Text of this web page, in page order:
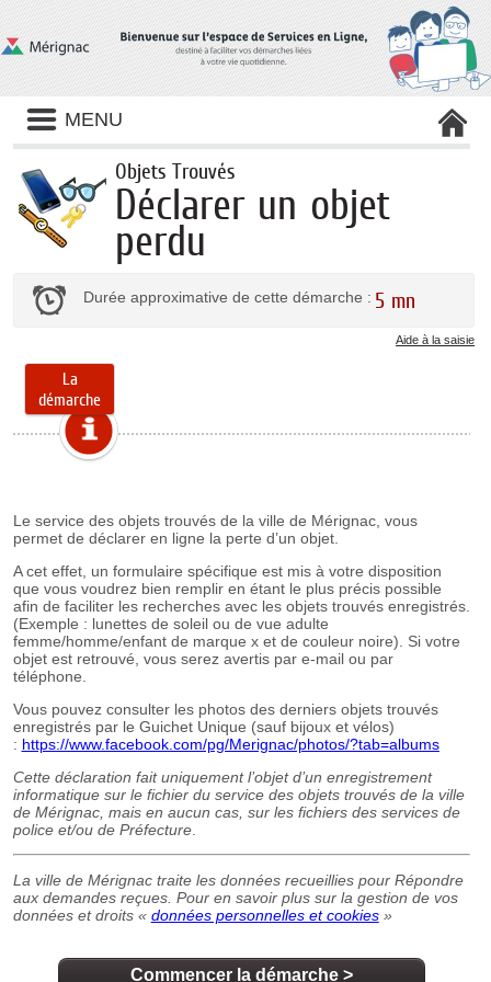
MENU
Objets Trouvés
Déclarer un objet
perdu
Durée approximative de cette démarche : 5 mn
Aide à la saisie
La
démarche
Commencer la démarche >
Panneau de gestion des cookies